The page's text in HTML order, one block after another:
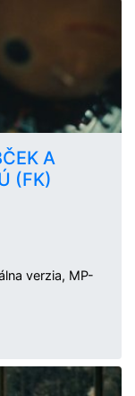
A
(FK)
verzia, MP-